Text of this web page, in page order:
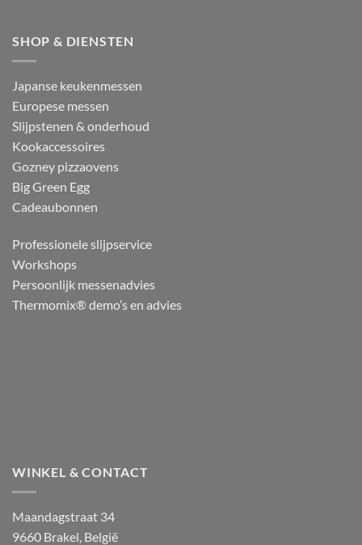
SHOP & DIENSTEN
Japanse keukenmessen
Europese messen
Slijpstenen & onderhoud
Kookaccessoires
Gozney pizzaovens
Big Green Egg
Cadeaubonnen
Professionele slijpservice
Workshops
Persoonlijk messenadvies
Thermomix® demo’s en advies
WINKEL & CONTACT
Maandagstraat 34
9660 Brakel, België